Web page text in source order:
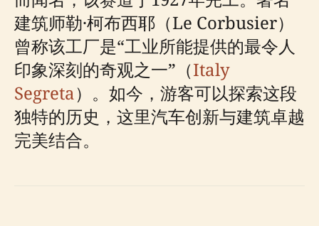
建筑师勒·柯布西耶（Le Corbusier）
曾称该工厂是“工业所能提供的最令人
印象深刻的奇观之一”（Italy
Segreta）。如今，游客可以探索这段
独特的历史，这里汽车创新与建筑卓越
完美结合。